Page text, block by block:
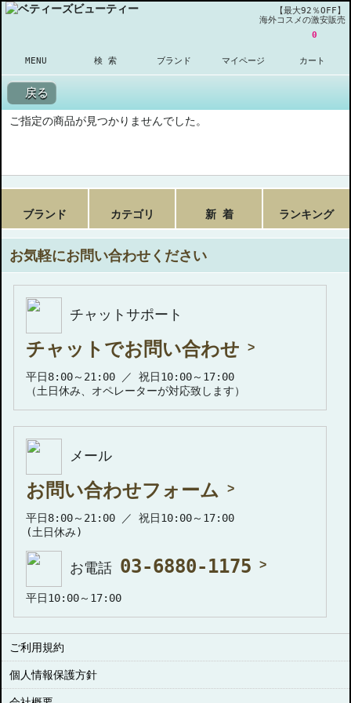
【最大92％OFF】
海外コスメの激安販売
MENU 検 索 ブランド マイページ
0
カート
戻る
ご指定の商品が見つかりませんでした。
ブランド カテゴリ 新 着 ランキング
お気軽にお問い合わせください
チャットサポート
チャットでお問い合わせ
平日8:00～21:00 ／ 祝日10:00～17:00
（土日休み、オペレーターが対応致します）
メール
お問い合わせフォーム
平日8:00～21:00 ／ 祝日10:00～17:00
(土日休み)
お電話 03-6880-1175
平日10:00～17:00
ご利用規約
個人情報保護方針